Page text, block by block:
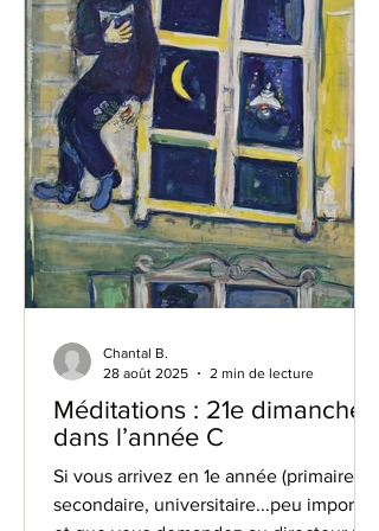
Méditations : 21e dimanche
dans l’année C
Si vous arrivez en 1e année (primaire,
secondaire, universitaire...peu importe),
Chantal B.
28 août 2025
2 min de lecture